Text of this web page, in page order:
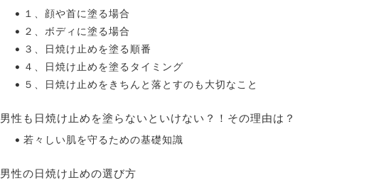
１、顔や首に塗る場合
２、ボディに塗る場合
３、日焼け止めを塗る順番
４、日焼け止めを塗るタイミング
５、日焼け止めをきちんと落とすのも大切なこと
男性も日焼け止めを塗らないといけない？！その理由は？
若々しい肌を守るための基礎知識
男性の日焼け止めの選び方